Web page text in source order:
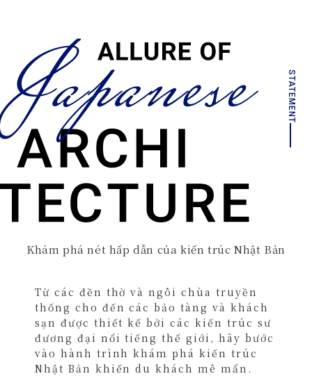
STATEMENT
Khám phá nét hấp dẫn của kiến trúc Nhật Bản
Từ các đền thờ và ngôi chùa truyền
thống cho đến các bảo tàng và khách
sạn được thiết kế bởi các kiến trúc sư
đương đại nổi tiếng thế giới, hãy bước
vào hành trình khám phá kiến trúc
Nhật Bản khiến du khách mê mẩn.